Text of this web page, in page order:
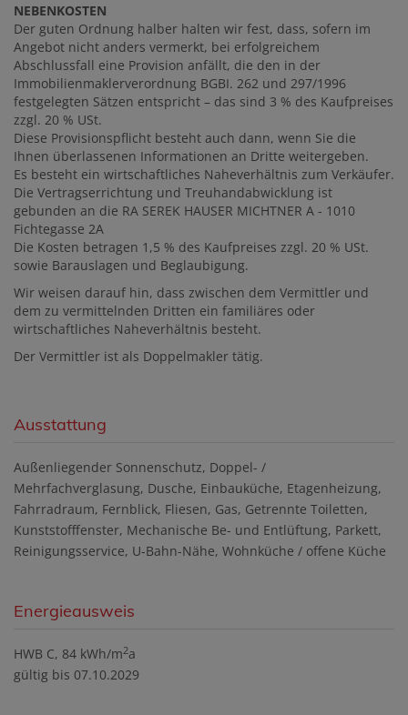
NEBENKOSTEN
Der guten Ordnung halber halten wir fest, dass, sofern im
Angebot nicht anders vermerkt, bei erfolgreichem
Abschlussfall eine Provision anfällt, die den in der
Immobilienmaklerverordnung BGBI. 262 und 297/1996
festgelegten Sätzen entspricht – das sind 3 % des Kaufpreises
zzgl. 20 % USt.
Diese Provisionspflicht besteht auch dann, wenn Sie die
Ihnen überlassenen Informationen an Dritte weitergeben.
Es besteht ein wirtschaftliches Naheverhältnis zum Verkäufer.
Die Vertragserrichtung und Treuhandabwicklung ist
gebunden an die RA SEREK HAUSER MICHTNER A - 1010
Fichtegasse 2A
Die Kosten betragen 1,5 % des Kaufpreises zzgl. 20 % USt.
sowie Barauslagen und Beglaubigung.
Wir weisen darauf hin, dass zwischen dem Vermittler und
dem zu vermittelnden Dritten ein familiäres oder
wirtschaftliches Naheverhältnis besteht.
Der Vermittler ist als Doppelmakler tätig.
Ausstattung
Außenliegender Sonnenschutz Doppel- /
Mehrfachverglasung Dusche Einbauküche Etagenheizung
Fahrradraum Fernblick Fliesen Gas Getrennte Toiletten
Kunststofffenster Mechanische Be- und Entlüftung Parkett
Reinigungsservice U-Bahn-Nähe Wohnküche / offene Küche
Energieausweis
HWB C, 84 kWh/m2a
gültig bis 07.10.2029